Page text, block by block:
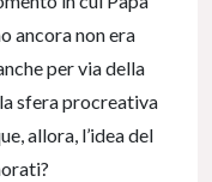
ancora non era
per via della
sfera procreativa
allora, l’idea del